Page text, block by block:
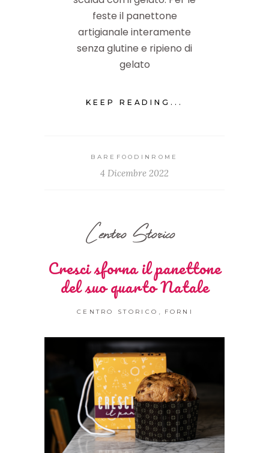
feste il panettone
artigianale interamente
senza glutine e ripieno di
gelato
KEEP READING...
BAREFOODINROME
4 Dicembre 2022
Centro Storico
Cresci sforna il panettone
del suo quarto Natale
CENTRO STORICO , FORNI